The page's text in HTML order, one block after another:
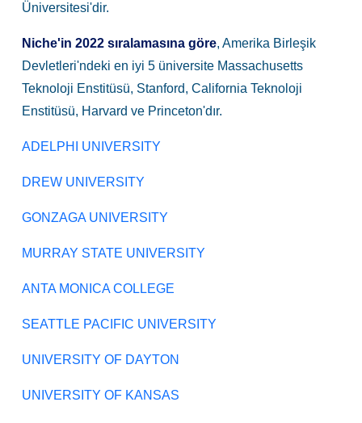
Üniversitesi'dir.
Niche'in 2022 sıralamasına göre, Amerika Birleşik
Devletleri'ndeki en iyi 5 üniversite Massachusetts
Teknoloji Enstitüsü, Stanford, California Teknoloji
Enstitüsü, Harvard ve Princeton'dır.
ADELPHI UNIVERSITY
DREW UNIVERSITY
GONZAGA UNIVERSITY
MURRAY STATE UNIVERSITY
ANTA MONICA COLLEGE
SEATTLE PACIFIC UNIVERSITY
UNIVERSITY OF DAYTON
UNIVERSITY OF KANSAS